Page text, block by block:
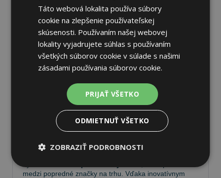
Nie je skladom Sledovať naskladnenie
168,22 €
Pneumatiky Pirelli – kvalita a
spoľahlivosť na každej ceste
medzi popredné značky na trhu. Vďaka inovatívnym
Táto webová lokalita používa súbory
cookie na zlepšenie používateľskej
skúsenosti. Používaním našej webovej
lokality vyjadrujete súhlas s používaním
všetkých súborov cookie v súlade s našimi
zásadami používania súborov cookie.
PRIJAŤ VŠETKO
ODMIETNUŤ VŠETKO
ZOBRAZIŤ PODROBNOSTI